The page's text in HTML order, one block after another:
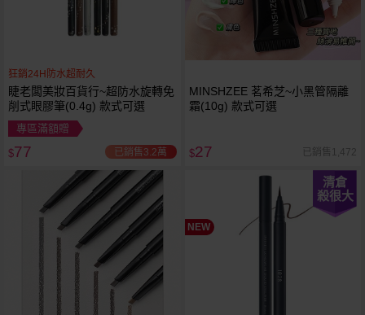
狂銷24H防水超耐久
睫老闆美妝百貨行~超防水旋轉免
削式眼膠筆(0.4g) 款式可選
專區滿額贈
$77 已銷售3.2萬
MINSHZEE 茗希芝~小黑管隔離
霜(10g) 款式可選
$27 已銷售1,472
NEW
清倉
殺很大